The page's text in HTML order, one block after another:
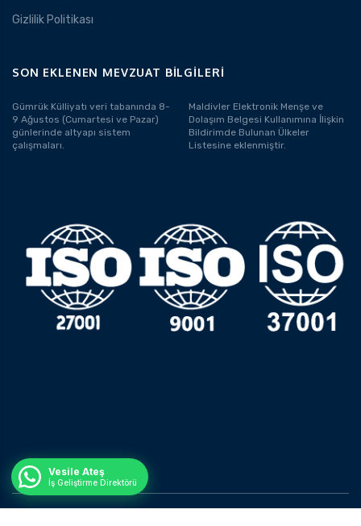
Gizlilik Politikası
SON EKLENEN MEVZUAT BILGILERI
Gümrük Külliyatı veri tabanında 8-
9 Ağustos (Cumartesi ve Pazar)
günlerinde altyapı sistem
çalışmaları.
Maldivler Elektronik Menşe ve
Dolaşım Belgesi Kullanımına İlişkin
Bildirimde Bulunan Ülkeler
Listesine eklenmiştir.
Vesile Ateş
İş Geliştirme Direktörü